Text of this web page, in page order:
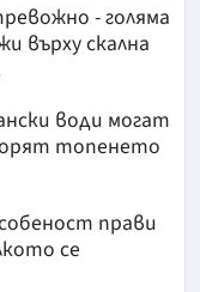
- голяма
върху скална
води могат
топенето
прави
се